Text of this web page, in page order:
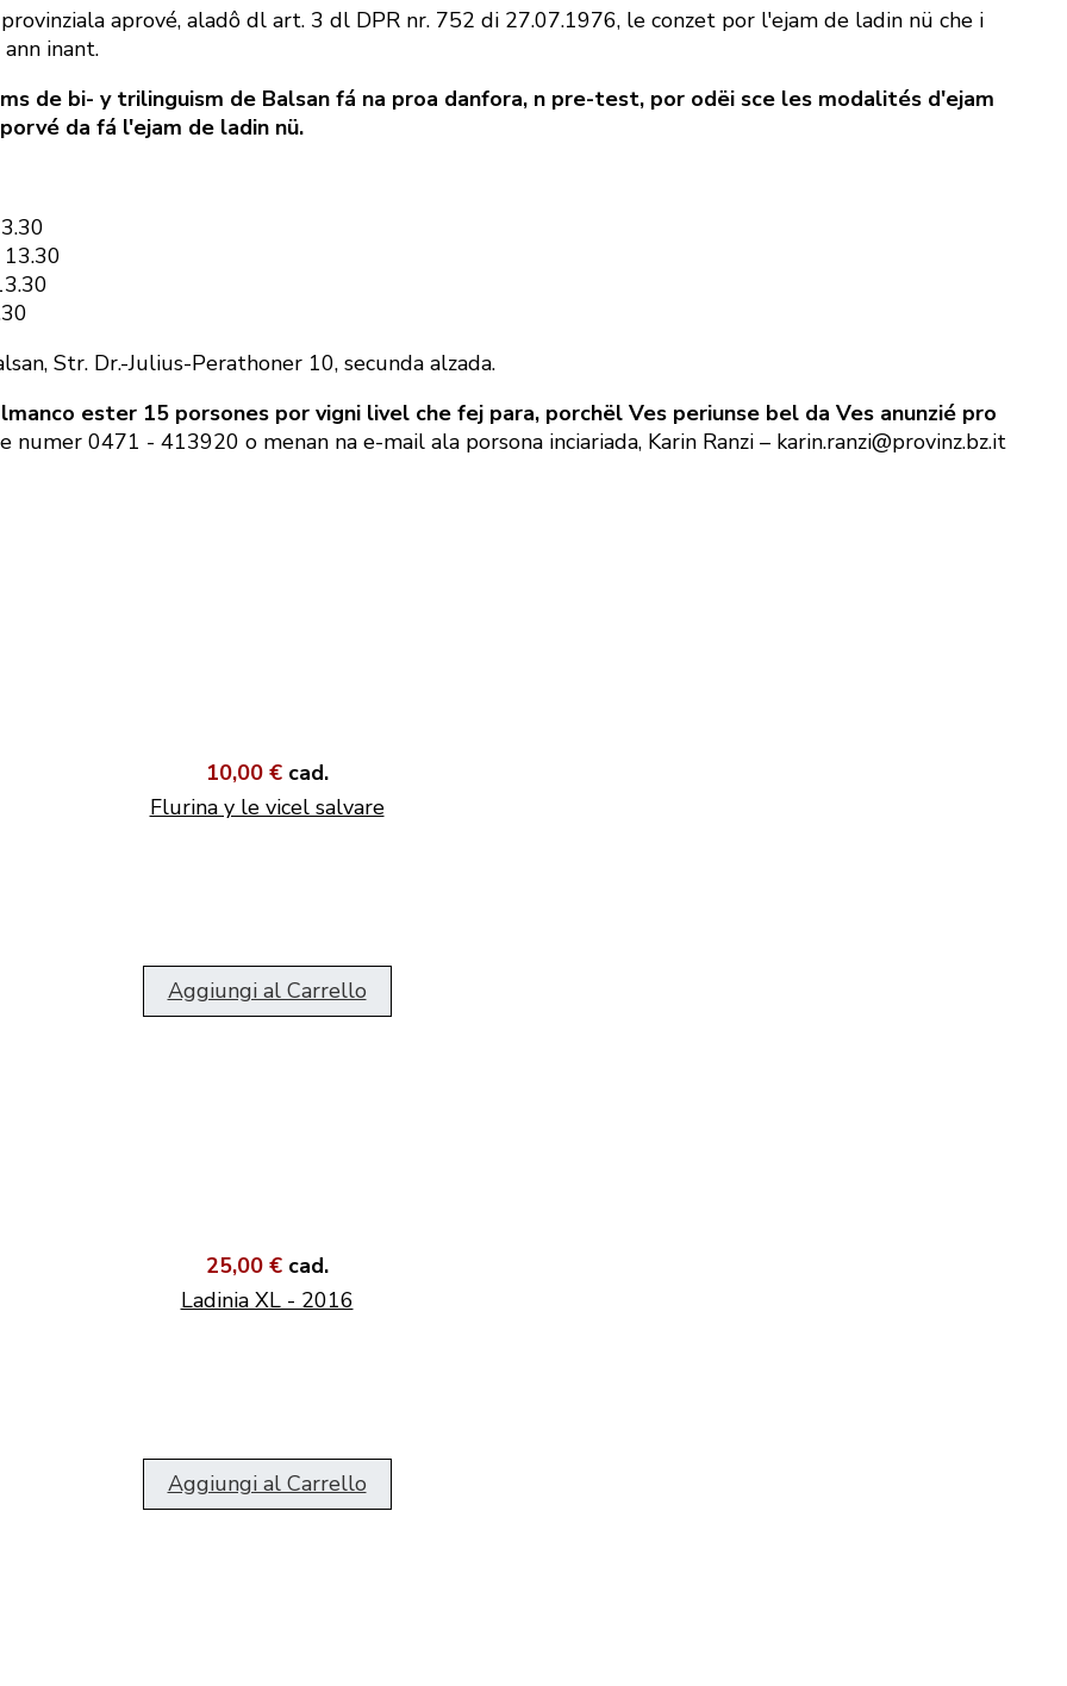
aprové, aladô dl art. 3 dl DPR nr. 752 di 27.07.1976, le conzet por l'ejam de ladin nü che i
inant.
de bi- y trilinguism de Balsan fá na proa danfora, n pre-test, por odëi sce les modalités d'ejam
da fá l'ejam de ladin nü.
Str. Dr.-Julius-Perathoner 10, secunda alzada.
ester 15 porsones por vigni livel che fej para, porchël Ves periunse bel da Ves anunzié pro
numer 0471 - 413920 o menan na e-mail ala porsona inciariada, Karin Ranzi – karin.ranzi@provinz.bz.it
10,00 € cad.
Flurina y le vicel salvare
Aggiungi al Carrello
25,00 € cad.
Ladinia XL - 2016
Aggiungi al Carrello